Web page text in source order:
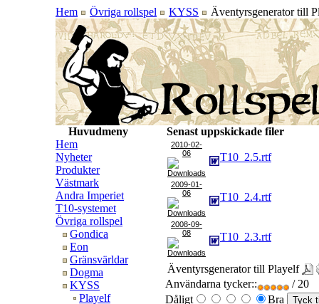
Hem Övriga rollspel KYSS Äventyrsgenerator till
Huvudmeny
Hem
Nyheter
Produkter
Västmark
Andra Imperiet
T10-systemet
Övriga rollspel
Gondica
Eon
Gränsvärldar
Dogma
KYSS
Playelf
Senast uppskickade filer
2010-02-
06
T10_2.5.rtf
2009-01-
06
T10_2.4.rtf
2008-09-
08
T10_2.3.rtf
Äventyrsgenerator till Playelf
Användarna tycker::
/ 20
Dåligt
Bra